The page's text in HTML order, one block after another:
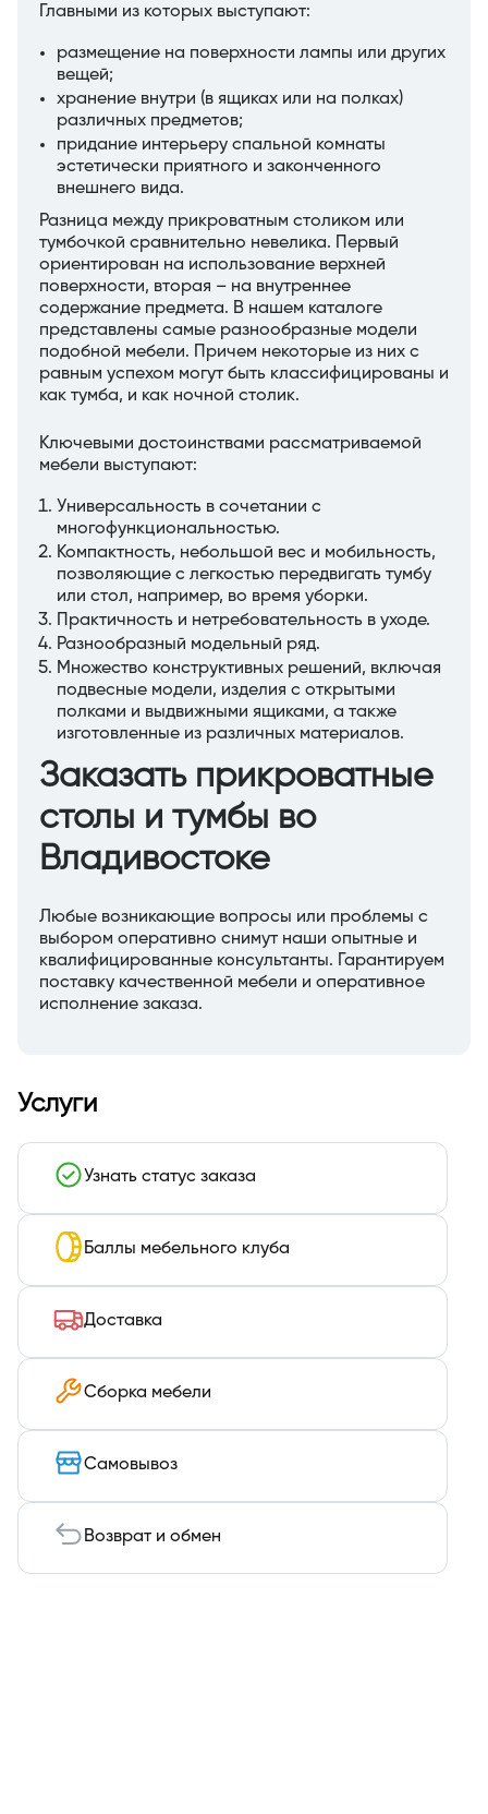
Главными из которых выступают:
размещение на поверхности лампы или других
вещей;
хранение внутри (в ящиках или на полках)
различных предметов;
придание интерьеру спальной комнаты
эстетически приятного и законченного
внешнего вида.
Разница между прикроватным столиком или
тумбочкой сравнительно невелика. Первый
ориентирован на использование верхней
поверхности, вторая – на внутреннее
содержание предмета. В нашем каталоге
представлены самые разнообразные модели
подобной мебели. Причем некоторые из них с
равным успехом могут быть классифицированы и
как тумба, и как ночной столик.
Ключевыми достоинствами рассматриваемой
мебели выступают:
Универсальность в сочетании с
многофункциональностью.
Компактность, небольшой вес и мобильность,
позволяющие с легкостью передвигать тумбу
или стол, например, во время уборки.
Практичность и нетребовательность в уходе.
Разнообразный модельный ряд.
Множество конструктивных решений, включая
подвесные модели, изделия с открытыми
полками и выдвижными ящиками, а также
изготовленные из различных материалов.
Заказать прикроватные
столы и тумбы во
Владивостоке
Любые возникающие вопросы или проблемы с
выбором оперативно снимут наши опытные и
квалифицированные консультанты. Гарантируем
поставку качественной мебели и оперативное
исполнение заказа.
Услуги
Узнать статус заказа
Баллы мебельного клуба
Доставка
Сборка мебели
Самовывоз
Возврат и обмен